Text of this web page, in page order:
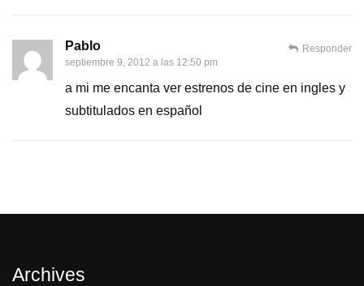
Pablo
septiembre 9, 2012 a las 12:50 pm
a mi me encanta ver estrenos de cine en ingles y
subtitulados en español
Responder
Archives